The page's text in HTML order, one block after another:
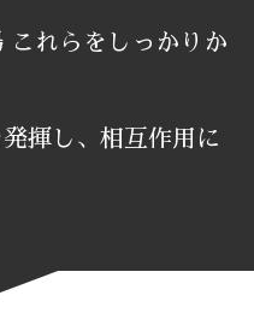
これらをしっかりか
揮し、相互作用に